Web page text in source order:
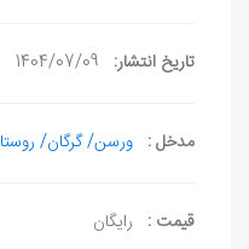
تاریخ انتشار: 1404/07/09
مدخل : ورسن/ گرگان/ روستا
قیمت : رایگان